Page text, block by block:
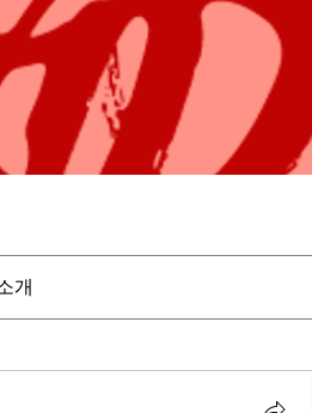
개